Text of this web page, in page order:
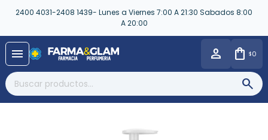
2400 4031-2408 1439- Lunes a Viernes 7:00 A 21:30 Sabados 8:00
A 20:00
menu $0